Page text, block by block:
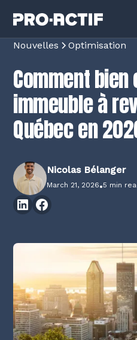
Nouvelles Optimisation
Comment
immeuble à
Québec en
Nicolas Bélanger
March 21, 2026•5 min